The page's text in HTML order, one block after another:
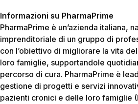
Informazioni su PharmaPrime
PharmaPrime è un’azienda italiana,
imprenditoriale di un gruppo di
con l’obiettivo di migliorare la vita
loro famiglie, supportandole
percorso di cura. PharmaPrime è
gestione di progetti e servizi
pazienti cronici e delle loro famiglie